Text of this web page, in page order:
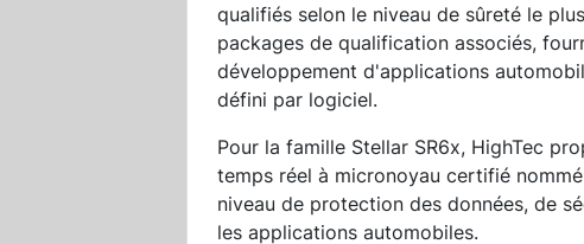
qualifiés selon le niveau de sûreté le
packages de qualification associés,
développement d'applications
défini par logiciel.
Pour la famille Stellar SR6x, HighTec
temps réel à micronoyau certifié nommé
niveau de protection des données, de
les applications automobiles.